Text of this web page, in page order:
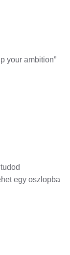
your ambition”
egy oszlopba